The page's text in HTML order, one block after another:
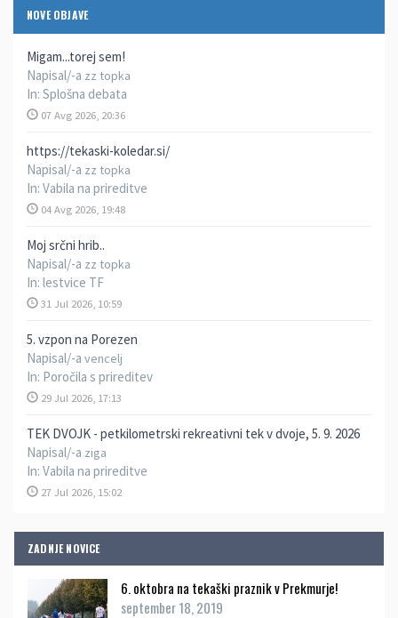
NOVE OBJAVE
Migam...torej sem!
Napisal/-a zz topka
In: Splošna debata
07 Avg 2026, 20:36
https://tekaski-koledar.si/
Napisal/-a zz topka
In: Vabila na prireditve
04 Avg 2026, 19:48
Moj srčni hrib..
Napisal/-a zz topka
In: lestvice TF
31 Jul 2026, 10:59
5. vzpon na Porezen
Napisal/-a vencelj
In: Poročila s prireditev
29 Jul 2026, 17:13
TEK DVOJK - petkilometrski rekreativni tek v dvoje, 5. 9. 2026
Napisal/-a ziga
In: Vabila na prireditve
27 Jul 2026, 15:02
ZADNJE NOVICE
6. oktobra na tekaški praznik v Prekmurje!
september 18, 2019